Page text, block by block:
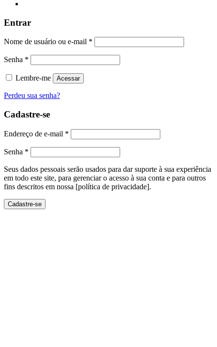
Entrar
Nome de usuário ou e-mail *
Senha *
Lembre-me Acessar
Perdeu sua senha?
Cadastre-se
Endereço de e-mail *
Senha *
Seus dados pessoais serão usados ​​para dar suporte à sua experiência
em todo este site, para gerenciar o acesso à sua conta e para outros
fins descritos em nossa [política de privacidade].
Cadastre-se